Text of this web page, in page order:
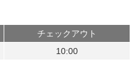
チェックアウト
10:00